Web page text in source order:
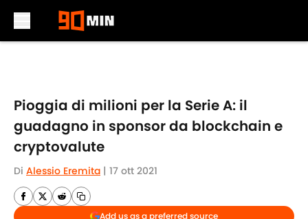
Pioggia di milioni per la Serie A: il
guadagno in sponsor da blockchain e
cryptovalute
Di Alessio Eremita | 17 ott 2021
Add us as a preferred source